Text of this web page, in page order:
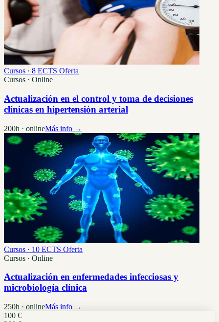
Cursos · 8 ECTS Oferta
Cursos · Online
Actualización en el control y toma de decisiones
clínicas en hipertensión arterial
200h · onlineMás info →
Cursos · 10 ECTS Oferta
Cursos · Online
Actualización en enfermedades infecciosas y
microbiología clínica
250h · onlineMás info →
100 €